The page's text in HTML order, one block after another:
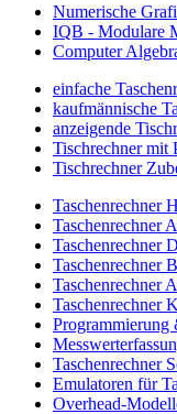
Numerische
IQB - Modulare
Computer
einfache
kaufmännische
anzeigende
Tischrechner mit
Tischrechner
Taschenrechner
Taschenrechner
Taschenrechner
Taschenrechner
Taschenrechner
Taschenrechner
Programmierung
Taschenrechner
Emulatoren für
Overhead-